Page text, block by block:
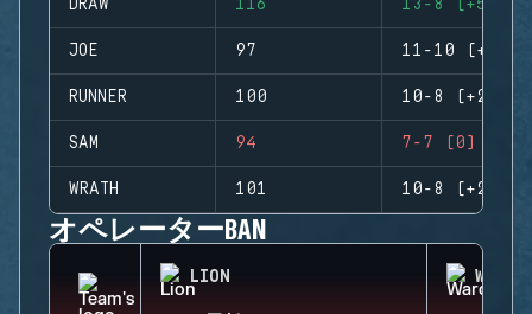
DRAW 116 13-8 (+5)
JOE 97 11-10 (+1)
RUNNER 100 10-8 (+2)
SAM 94 7-7 (0)
WRATH 101 10-8 (+2)
オペレーターBAN
LION